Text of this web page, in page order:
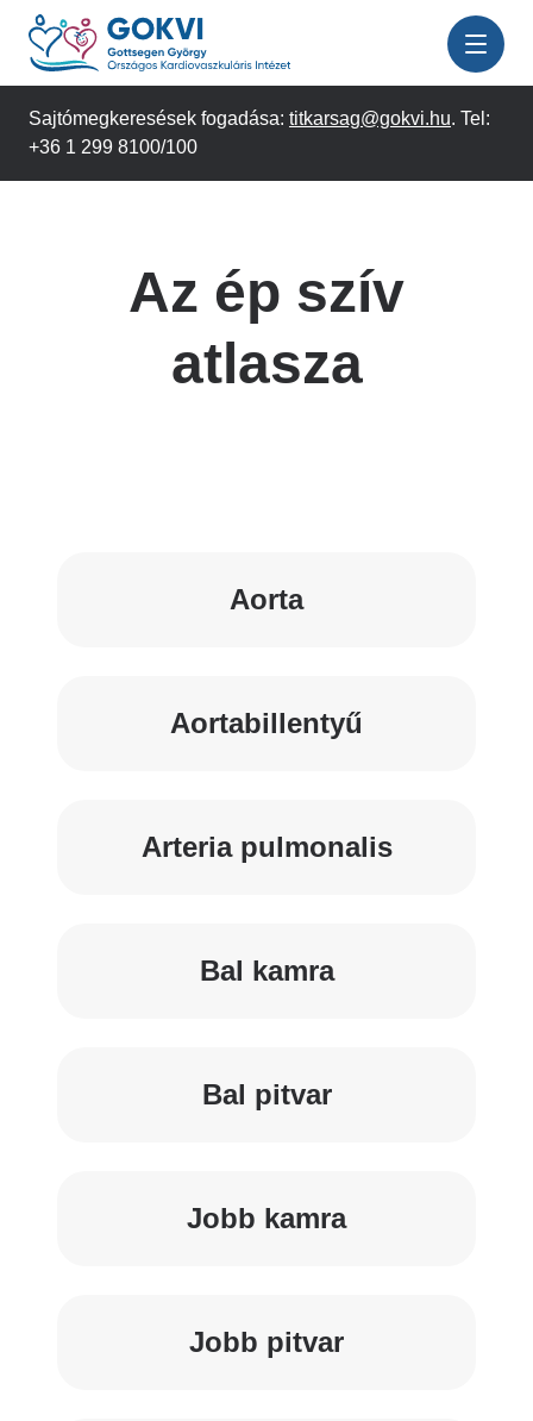
Ugrás
tartalomra
Sajtómegkeresések fogadása: titkarsag@gokvi.hu. Tel:
+36 1 299 8100/100
Az ép szív
atlasza
Aorta
Aortabillentyű
Arteria pulmonalis
Bal kamra
Bal pitvar
Jobb kamra
Jobb pitvar